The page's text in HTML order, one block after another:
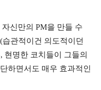
신만의 PM을 만들 수
관적이건 의도적이던
현명한 코치들이 그들의
하면서도 매우 효과적인